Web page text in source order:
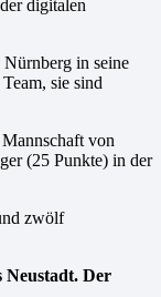
digitalen
in seine
sie sind
von
(25 Punkte) in der
zwölf
Neustadt. Der